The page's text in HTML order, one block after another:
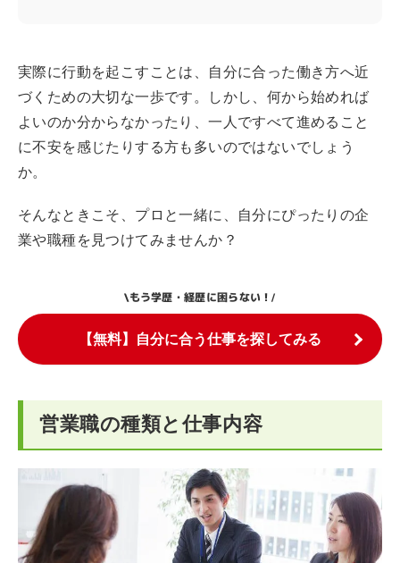
実際に行動を起こすことは、自分に合った働き方へ近
づくための大切な一歩です。しかし、何から始めれば
よいのか分からなかったり、一人ですべて進めること
に不安を感じたりする方も多いのではないでしょう
か。
そんなときこそ、プロと一緒に、自分にぴったりの企
業や職種を見つけてみませんか？
\もう学歴・経歴に困らない！/
【無料】自分に合う仕事を探してみる
営業職の種類と仕事内容